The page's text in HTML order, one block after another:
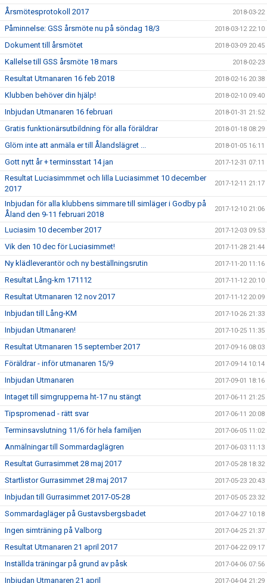
Årsmötesprotokoll 2017 2018-03-22
Påminnelse: GSS årsmöte nu på söndag 18/3 2018-03-12 22:10
Dokument till årsmötet 2018-03-09 20:45
Kallelse till GSS årsmöte 18 mars 2018-02-23
Resultat Utmanaren 16 feb 2018 2018-02-16 20:38
Klubben behöver din hjälp! 2018-02-10 09:40
Inbjudan Utmanaren 16 februari 2018-01-31 21:52
Gratis funktionärsutbildning för alla föräldrar 2018-01-18 08:29
Glöm inte att anmäla er till Ålandslägret ... 2018-01-05 16:11
Gott nytt år + terminsstart 14 jan 2017-12-31 07:11
Resultat Luciasimmmet och lilla Luciasimmet 10 december
2017
2017-12-11 21:17
Inbjudan för alla klubbens simmare till simläger i Godby på
Åland den 9-11 februari 2018
2017-12-10 21:06
Luciasim 10 december 2017 2017-12-03 09:53
Vik den 10 dec för Luciasimmet! 2017-11-28 21:44
Ny klädleverantör och ny beställningsrutin 2017-11-20 11:16
Resultat Lång-km 171112 2017-11-12 20:10
Resultat Utmanaren 12 nov 2017 2017-11-12 20:09
Inbjudan till Lång-KM 2017-10-26 21:33
Inbjudan Utmanaren! 2017-10-25 11:35
Resultat Utmanaren 15 september 2017 2017-09-16 08:03
Föräldrar - inför utmanaren 15/9 2017-09-14 10:14
Inbjudan Utmanaren 2017-09-01 18:16
Intaget till simgrupperna ht-17 nu stängt 2017-06-11 21:25
Tipspromenad - rätt svar 2017-06-11 20:08
Terminsavslutning 11/6 för hela familjen 2017-06-05 11:02
Anmälningar till Sommardaglägren 2017-06-03 11:13
Resultat Gurrasimmet 28 maj 2017 2017-05-28 18:32
Startlistor Gurrasimmet 28 maj 2017 2017-05-23 20:43
Inbjudan till Gurrasimmet 2017-05-28 2017-05-05 23:32
Sommardagläger på Gustavsbergsbadet 2017-04-27 10:18
Ingen simträning på Valborg 2017-04-25 21:37
Resultat Utmanaren 21 april 2017 2017-04-22 09:17
Inställda träningar på grund av påsk 2017-04-06 07:56
Inbjudan Utmanaren 21 april 2017-04-04 21:29